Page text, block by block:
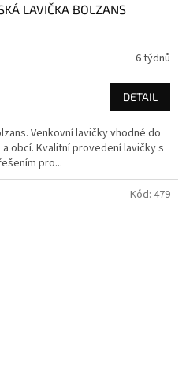
LAVIČKA BOLZANS
6 týdnů
DETAIL
Venkovní lavičky vhodné do
obcí. Kvalitní provedení lavičky s
pro...
Kód: 479